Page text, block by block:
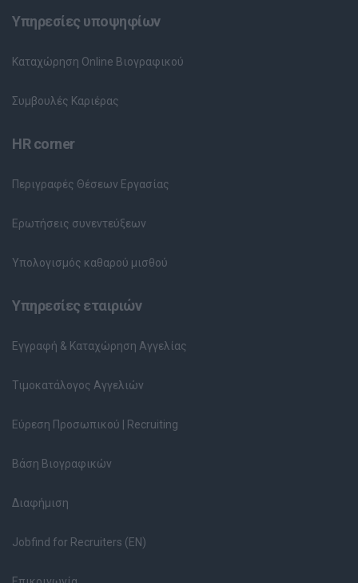
Υπηρεσίες υποψηφίων
Καταχώρηση Online Βιογραφικού
Συμβουλές Καριέρας
HR corner
Περιγραφές Θέσεων Εργασίας
Ερωτήσεις συνεντεύξεων
Υπολογισμός καθαρού μισθού
Υπηρεσίες εταιριών
Εγγραφή & Καταχώρηση Αγγελίας
Τιμοκατάλογος Αγγελιών
Εύρεση Προσωπικού | Recruiting
Βάση Βιογραφικών
Διαφήμιση
Jobfind for Recruiters (EN)